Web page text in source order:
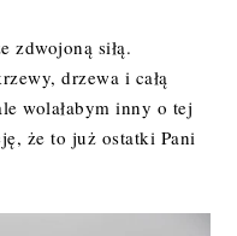
zdwojoną siłą.
drzewa i całą
wolałabym inny o tej
że to już ostatki Pani